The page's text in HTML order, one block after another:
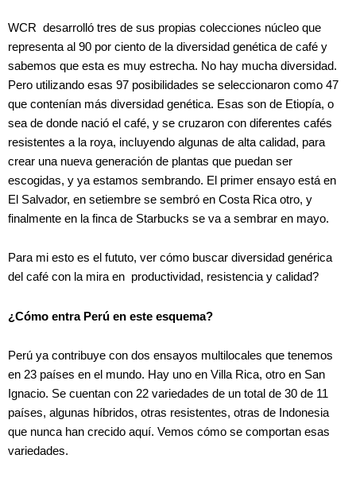
WCR desarrolló tres de sus propias colecciones núcleo que
representa al 90 por ciento de la diversidad genética de café y
sabemos que esta es muy estrecha. No hay mucha diversidad.
Pero utilizando esas 97 posibilidades se seleccionaron como 47
que contenían más diversidad genética. Esas son de Etiopía, o
sea de donde nació el café, y se cruzaron con diferentes cafés
resistentes a la roya, incluyendo algunas de alta calidad, para
crear una nueva generación de plantas que puedan ser
escogidas, y ya estamos sembrando. El primer ensayo está en
El Salvador, en setiembre se sembró en Costa Rica otro, y
finalmente en la finca de Starbucks se va a sembrar en mayo.
Para mi esto es el fututo, ver cómo buscar diversidad genérica
del café con la mira en productividad, resistencia y calidad?
¿Cómo entra Perú en este esquema?
Perú ya contribuye con dos ensayos multilocales que tenemos
en 23 países en el mundo. Hay uno en Villa Rica, otro en San
Ignacio. Se cuentan con 22 variedades de un total de 30 de 11
países, algunas híbridos, otras resistentes, otras de Indonesia
que nunca han crecido aquí. Vemos cómo se comportan esas
variedades.